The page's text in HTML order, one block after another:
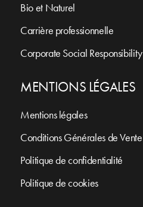
Bio et Naturel
Carrière professionnelle
Corporate Social Responsibility
MENTIONS LÉGALES
Mentions légales
Conditions Générales de Vente
Politique de confidentialité
Politique de cookies